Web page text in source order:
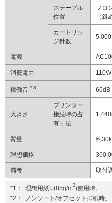
ステープル
位置
フロ
（斜
カートリッ
ジ針数
電源
消費電力
稼働音 ＊8 66dB
大きさ
プリンター
接続時の占
有寸法
質量 約
理想価格
備考 取付
*1： 理想用紙IJ(85g/m2)使用時。
*2：
ノンソート/オフセット排紙時。